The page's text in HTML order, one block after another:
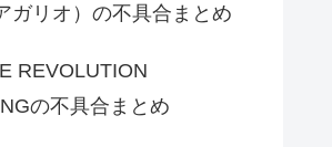
ガリオ）の不具合まとめ
REVOLUTION
の不具合まとめ